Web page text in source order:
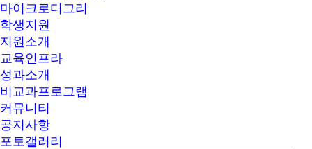
마이크로디그리
학생지원
지원소개
교육인프라
성과소개
비교과프로그램
커뮤니티
공지사항
포토갤러리